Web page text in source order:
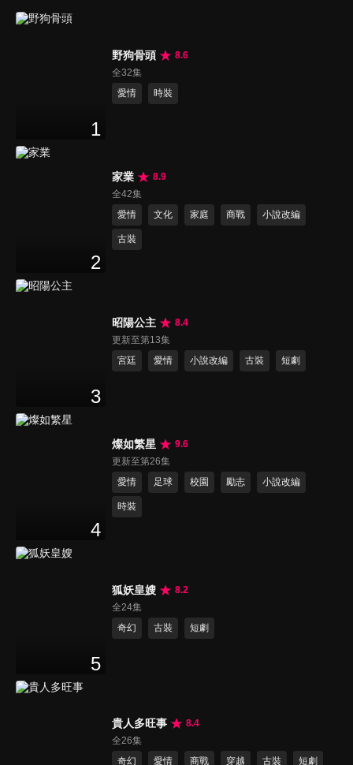
1
野狗骨頭
8.6
全32集
愛情
時裝
2
家業
8.9
全42集
愛情
文化 家庭 商戰 小說改編
古裝
3
昭陽公主
8.4
更新至第13集
宮廷
愛情 小說改編 古裝 短劇
4
燦如繁星
9.6
更新至第26集
愛情
足球 校園 勵志 小說改編
時裝
5
狐妖皇嫂
8.2
全24集
奇幻
古裝 短劇
貴人多旺事
8.4
全26集
奇幻
愛情 商戰 穿越 古裝 短劇